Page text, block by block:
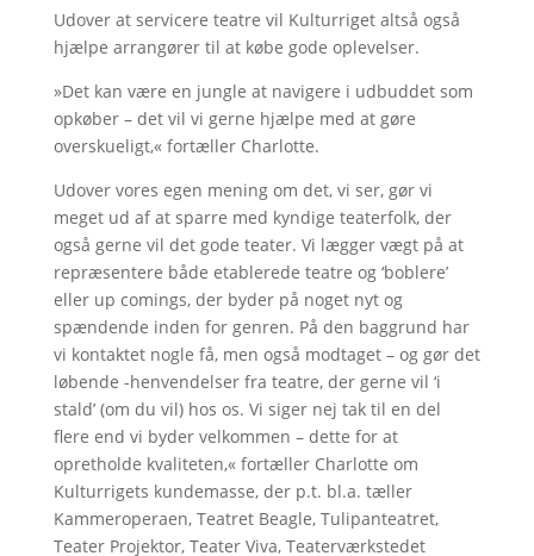
Udover at servicere teatre vil Kulturriget altså også
hjælpe arrangører til at købe gode oplevelser.
»Det kan være en jungle at navigere i udbuddet som
opkøber – det vil vi gerne hjælpe med at gøre
overskueligt,« fortæller Charlotte.
Udover vores egen mening om det, vi ser, gør vi
meget ud af at sparre med kyndige teaterfolk, der
også gerne vil det gode teater. Vi lægger vægt på at
repræsentere både etablerede teatre og ‘boblere’
eller up comings, der byder på noget nyt og
spændende inden for genren. På den baggrund har
vi kontaktet nogle få, men også modtaget – og gør det
løbende -henvendelser fra teatre, der gerne vil ‘i
stald’ (om du vil) hos os. Vi siger nej tak til en del
flere end vi byder velkommen – dette for at
opretholde kvaliteten,« fortæller Charlotte om
Kulturrigets kundemasse, der p.t. bl.a. tæller
Kammeroperaen, Teatret Beagle, Tulipanteatret,
Teater Projektor, Teater Viva, Teaterværkstedet